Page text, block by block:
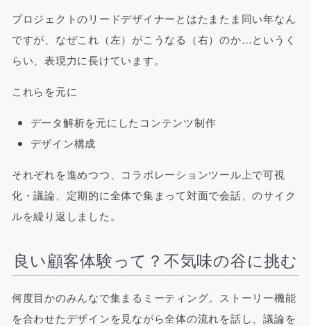
プロジェクトのリードデザイナーとはたまたま同い年なん
ですが、なぜこれ（左）がこうなる（右）のか…というく
らい、表現力に長けています。
これらを元に
データ解析を元にしたコンテンツ制作
デザイン構成
それぞれを進めつつ、コラボレーションツール上で可視
化・議論、定期的に全体で集まって対面で会話、のサイク
ルを繰り返しました。
良い顧客体験って？不気味の谷に挑む
何度目かのみんなで集まるミーティング。ストーリー機能
を合わせたデザインを見ながら全体の流れを話し、議論を